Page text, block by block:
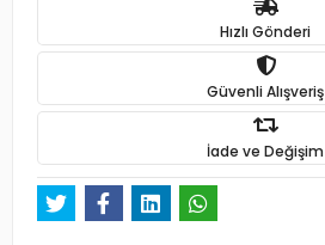
Hızlı Gönderi
Güvenli Alışveriş
İade ve Değişim